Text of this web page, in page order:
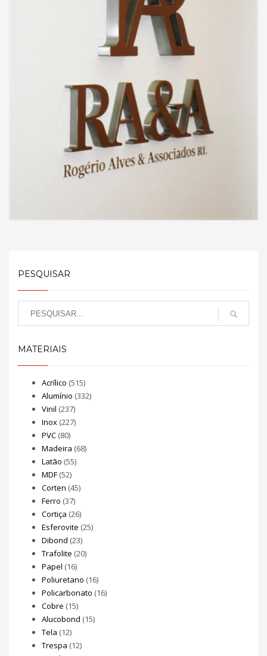
PESQUISAR
MATERIAIS
Acrílico (515)
Alumínio (332)
Vinil (237)
Inox (227)
PVC (80)
Madeira (68)
Latão (55)
MDF (52)
Corten (45)
Ferro (37)
Cortiça (26)
Esferovite (25)
Dibond (23)
Trafolite (20)
Papel (16)
Poliuretano (16)
Policarbonato (16)
Cobre (15)
Alucobond (15)
Tela (12)
Trespa (12)